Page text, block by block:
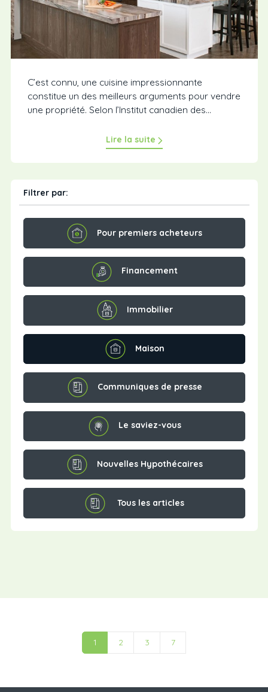
Filtrer par:
Pour premiers acheteurs
Financement
Immobilier
Maison
Communiques de presse
Le saviez-vous
Nouvelles Hypothécaires
Tous les articles
C’est connu, une cuisine impressionnante
constitue un des meilleurs arguments pour vendre
une propriété. Selon l’Institut canadien des...
Lire la suite
1 2 3 7